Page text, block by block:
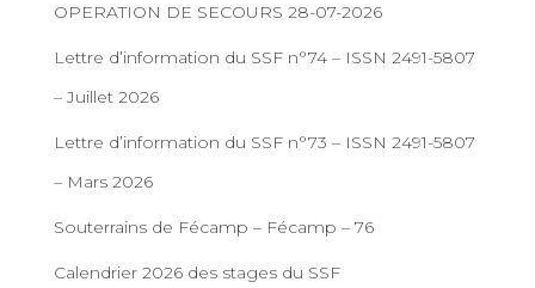
OPERATION DE SECOURS 28-07-2026
Lettre d’information du SSF n°74 – ISSN 2491-5807
– Juillet 2026
Lettre d’information du SSF n°73 – ISSN 2491-5807
– Mars 2026
Souterrains de Fécamp – Fécamp – 76
Calendrier 2026 des stages du SSF